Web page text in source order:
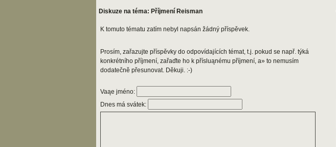
Diskuze na téma: Příjmení Reisman
K tomuto tématu zatím nebyl napsán žádný příspěvek.
Prosím, zařazujte příspěvky do odpovídajících témat, t.j. pokud se např. týká
konkrétního příjmení, zařaďte ho k přísluąnému příjmení, a» to nemusím
dodatečně přesunovat. Děkuji. :-)
Vaąe jméno:
Dnes má svátek: